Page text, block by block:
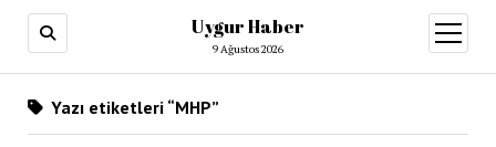
Uygur Haber
9 Ağustos 2026
aç
Yazı etiketleri “MHP”